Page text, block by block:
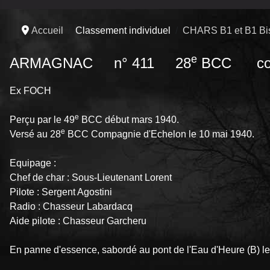
Accueil Classement individuel CHARS B1 et B1
ARMAGNAC n° 411 28e BCC
Ex FOCH
Perçu par le 49e BCC début mars 1940.
Versé au 28e BCC Compagnie d'Echelon le 10 mai 1940.
Equipage :
Chef de char : Sous-Lieutenant Lorent
Pilote : Sergent Agostini
Radio : Chasseur Labardacq
Aide pilote : Chasseur Garcheru
En panne d'essence, sabordé au pont de l'Eau d'Heure (B)